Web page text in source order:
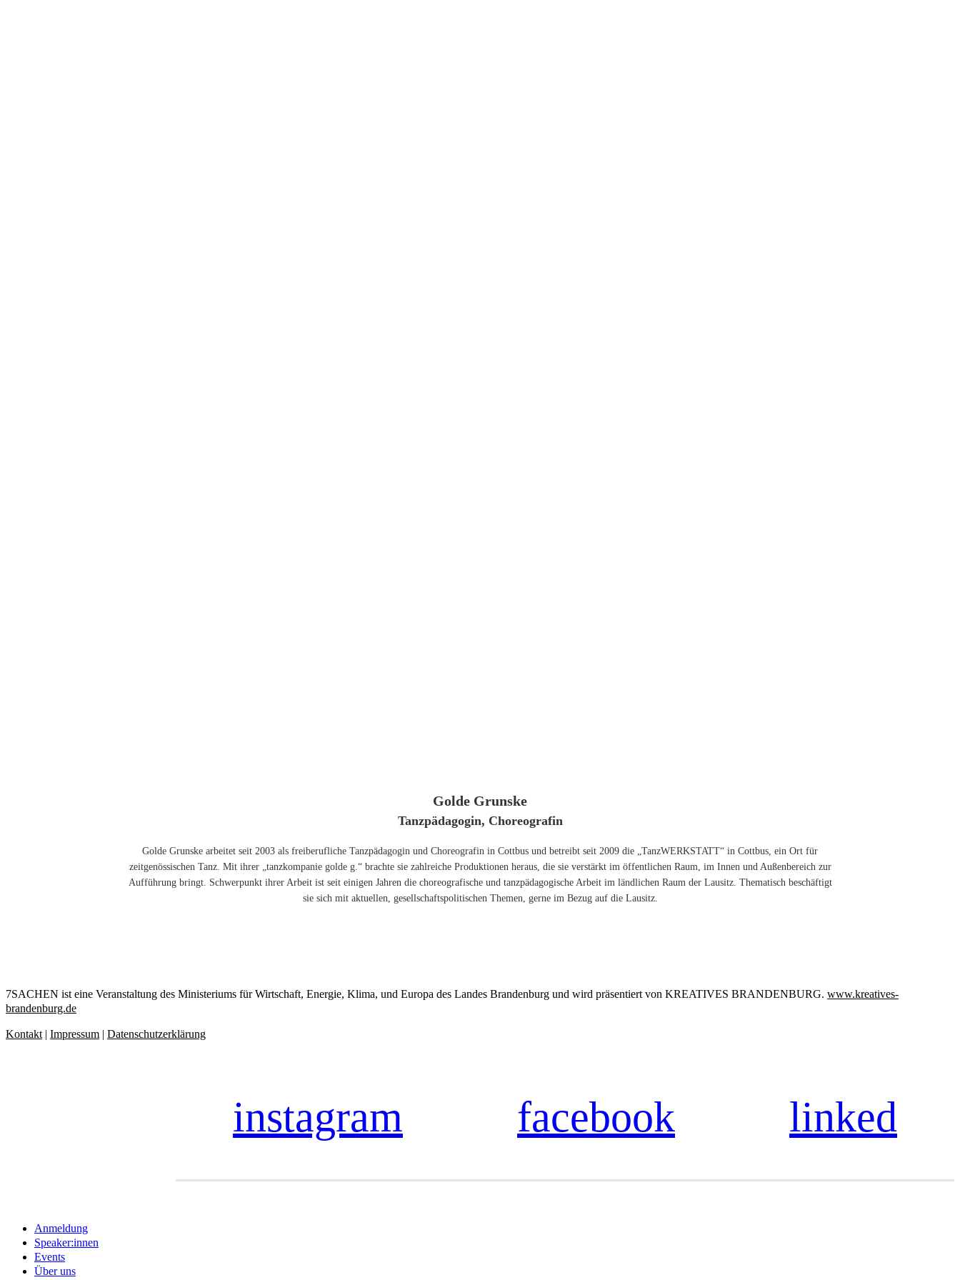
Golde Grunske
Tanzpädagogin, Choreografin
Golde Grunske arbeitet seit 2003 als freiberufliche Tanzpädagogin und Choreografin in Cottbus und betreibt seit 2009 die „TanzWERKSTATT“ in Cottbus, ein Ort für
zeitgenössischen Tanz. Mit ihrer „tanzkompanie golde g.“ brachte sie zahlreiche Produktionen heraus, die sie verstärkt im öffentlichen Raum, im Innen und Außenbereich zur
Aufführung bringt. Schwerpunkt ihrer Arbeit ist seit einigen Jahren die choreografische und tanzpädagogische Arbeit im ländlichen Raum der Lausitz. Thematisch beschäftigt
sie sich mit aktuellen, gesellschaftspolitischen Themen, gerne im Bezug auf die Lausitz.
7SACHEN ist eine Veranstaltung des Ministeriums für Wirtschaft, Energie, Klima, und Europa des Landes Brandenburg und wird präsentiert von KREATIVES BRANDENBURG. www.kreatives-
brandenburg.de
Kontakt | Impressum | Datenschutzerklärung
instagram facebook linked
Close
Menu
Anmeldung
Speaker:innen
Events
Über uns